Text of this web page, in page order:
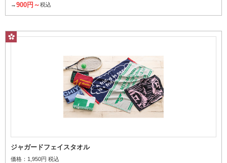
→900円～税込
ジャガードフェイスタオル
価格： 1,950円 税込